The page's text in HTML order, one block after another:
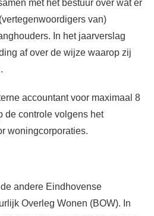
met het bestuur over wat er
van)
In het jaarverslag
af over de wijze waarop zij
accountant voor maximaal 8
de controle volgens het
woningcorporaties.
andere Eindhovense
Overleg Wonen (BOW). In